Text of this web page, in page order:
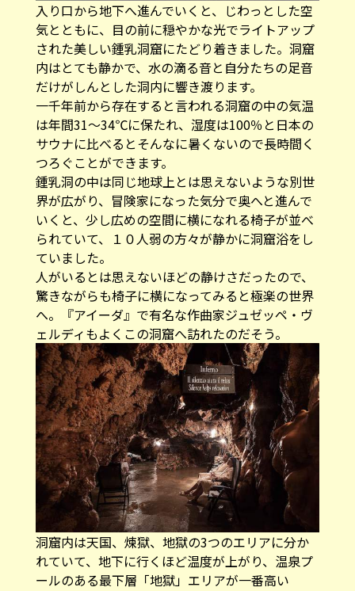
入り口から地下へ進んでいくと、じわっとした空
気とともに、目の前に穏やかな光でライトアップ
された美しい鍾乳洞窟にたどり着きました。洞窟
内はとても静かで、水の滴る音と自分たちの足音
だけがしんとした洞内に響き渡ります。
一千年前から存在すると言われる洞窟の中の気温
は年間31～34℃に保たれ、湿度は100％と日本の
サウナに比べるとそんなに暑くないので長時間く
つろぐことができます。
鍾乳洞の中は同じ地球上とは思えないような別世
界が広がり、冒険家になった気分で奥へと進んで
いくと、少し広めの空間に横になれる椅子が並べ
られていて、１０人弱の方々が静かに洞窟浴をし
ていました。
人がいるとは思えないほどの静けさだったので、
驚きながらも椅子に横になってみると極楽の世界
へ。『アイーダ』で有名な作曲家ジュゼッペ・ヴ
ェルディもよくこの洞窟へ訪れたのだそう。
洞窟内は天国、煉獄、地獄の3つのエリアに分か
れていて、地下に行くほど温度が上がり、温泉プ
ールのある最下層「地獄」エリアが一番高い